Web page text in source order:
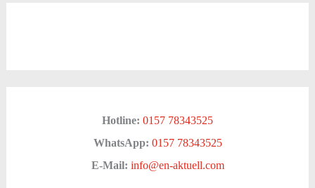
Hotline: 0157 78343525
WhatsApp: 0157 78343525
E-Mail: info@en-aktuell.com